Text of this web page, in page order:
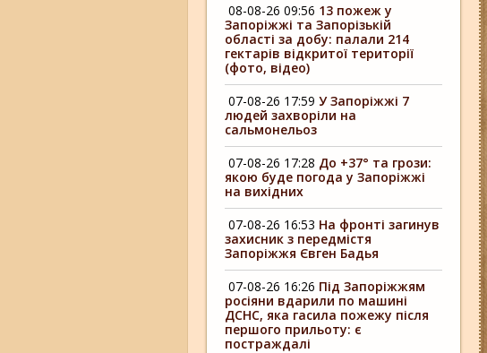
08-08-26 09:56 13 пожеж у
Запоріжжі та Запорізькій
області за добу: палали 214
гектарів відкритої території
(фото, відео)
07-08-26 17:59 У Запоріжжі 7
людей захворіли на
сальмонельоз
07-08-26 17:28 До +37° та грози:
якою буде погода у Запоріжжі
на вихідних
07-08-26 16:53 На фронті загинув
захисник з передмістя
Запоріжжя Євген Бадья
07-08-26 16:26 Під Запоріжжям
росіяни вдарили по машині
ДСНС, яка гасила пожежу після
першого прильоту: є
постраждалі